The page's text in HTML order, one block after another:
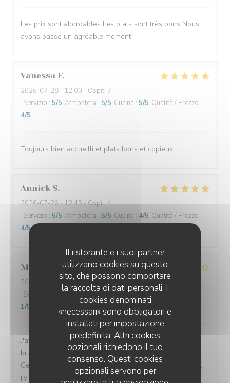
Il ristorante e i suoi partner
utilizzano cookies su questo
sito, che possono comportare
la raccolta di dati personali. I
cookies denominati
«necessari» sono obbligatori e
installati per impostazione
predefinita. Altri cookies
opzionali richiedono il tuo
consenso. Questi cookies
opzionali servono per
Les prix sont abordables Les plats sont très bons Nous
avons passé un agréable moment
Vanessa F
2026-07-28 - 12:00 - Ospiti 7
Servizio : 5/5 Atmosfera : 5/5 Cucina : 5/5 Qualità / Prezzo :
4/5
Toujours bien accueilli et plats bons et copieux.
Annick S
2026-07-26- 12:45 - Ospiti 4
Servizio : 5/5 Atmosfera : 5/5 Cucina : 4/5 Qualità / Prezzo :
4/5
Marine
2026-07-26
- 12:00 - Ospiti 4
Servizio
Atmosfera : Cucina : /5
1/5
J'avais l'habitude de venir dans ce restaurant pour le
brunch et j'en gardais toujours un excellent souvenir.
Cela faisait un moment que je n'y étais pas retournée et
j'y suis revenue avec plaisir, convaincue d'y retrouver la